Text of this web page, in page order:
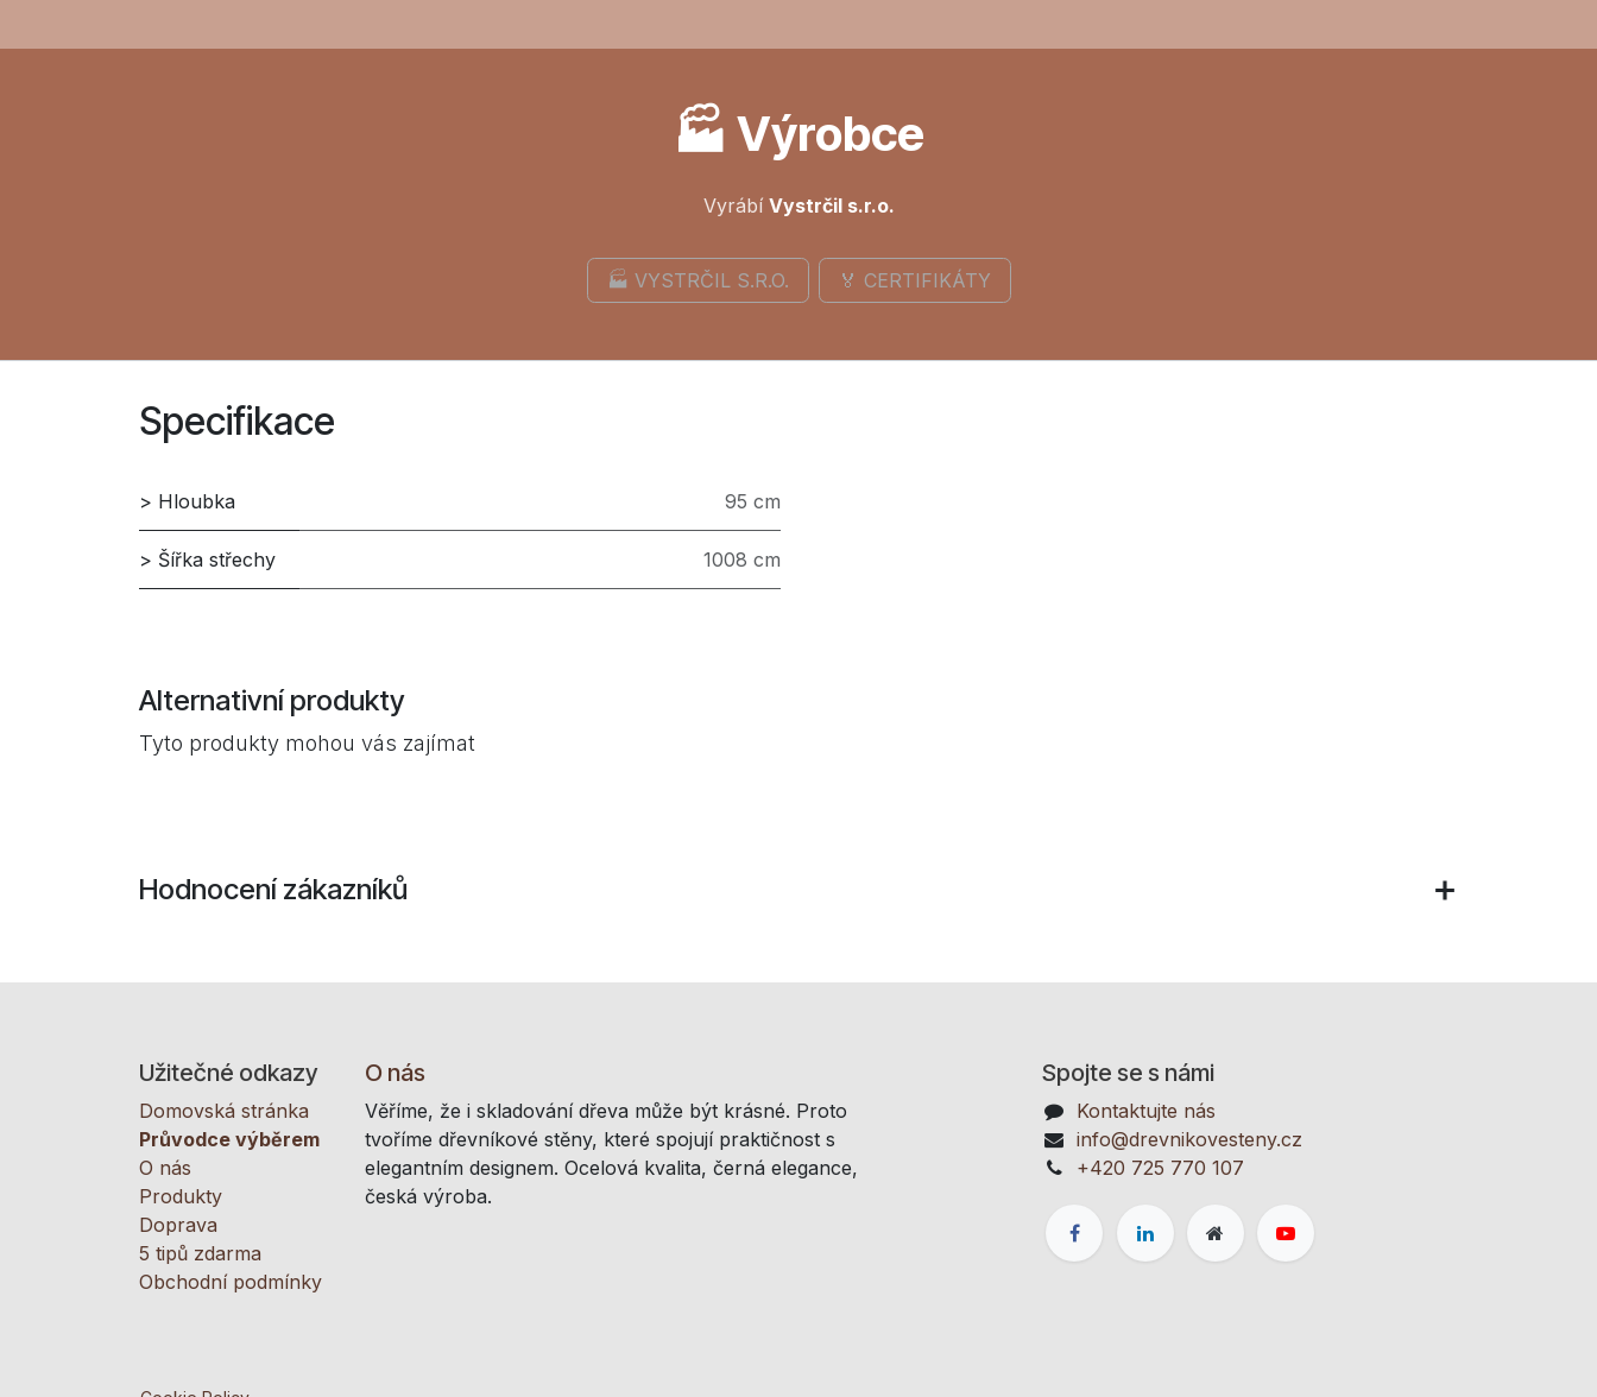
🏭 Výrobce
Vyrábí Vystrčil s.r.o.
🏭 VYSTRČIL S.R.O. 🏅 CERTIFIKÁTY
Specifikace
> Hloubka 95 cm
> Šířka střechy 1008 cm
Alternativní produkty
Tyto produkty mohou vás zajímat
Hodnocení zákazníků
Užitečné odkazy
Domovská stránka
Průvodce výběrem
O nás
Produkty
Doprava
5 tipů zdarma
Obchodní podmínky
O nás
Věříme, že i skladování dřeva může být krásné. Proto
tvoříme dřevníkové stěny, které spojují praktičnost s
elegantním designem. Ocelová kvalita, černá elegance,
česká výroba.
Spojte se s námi
Kontaktujte nás
info@drevnikovesteny.cz
+420 725 770 107